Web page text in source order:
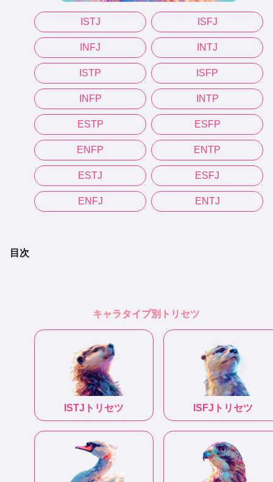
ISTJ ISFJ
INFJ INTJ
ISTP ISFP
INFP INTP
ESTP ESFP
ENFP ENTP
ESTJ ESFJ
ENFJ ENTJ
目次
キャラタイプ別トリセツ
ISTJ トリセツ ISFJ トリセツ